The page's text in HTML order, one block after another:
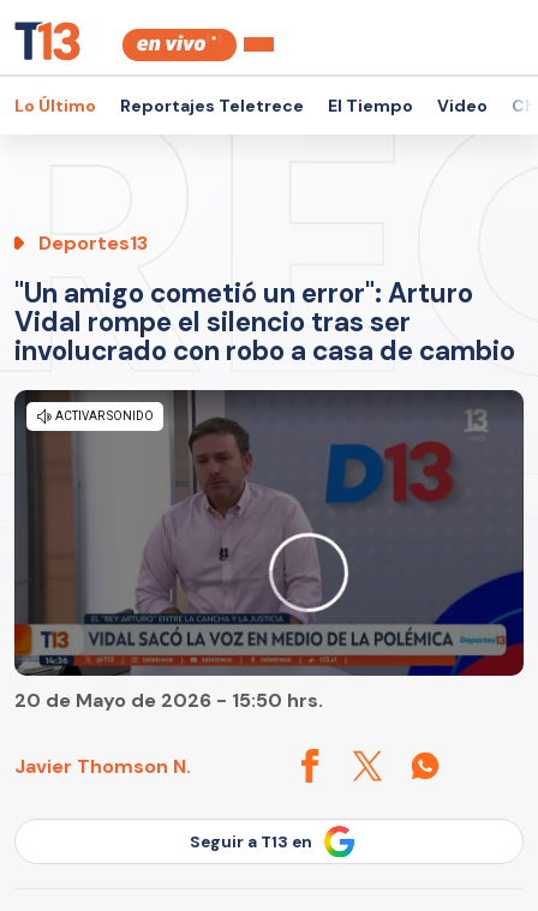
Lo Último Reportajes Teletrece El Tiempo Video
Deportes13
"Un amigo cometió un error": Arturo
Vidal rompe el silencio tras ser
involucrado con robo a casa de cambio
Javier Thomson N.
20 de Mayo de 2026 - 15:50 hrs.
Seguir a T13 en